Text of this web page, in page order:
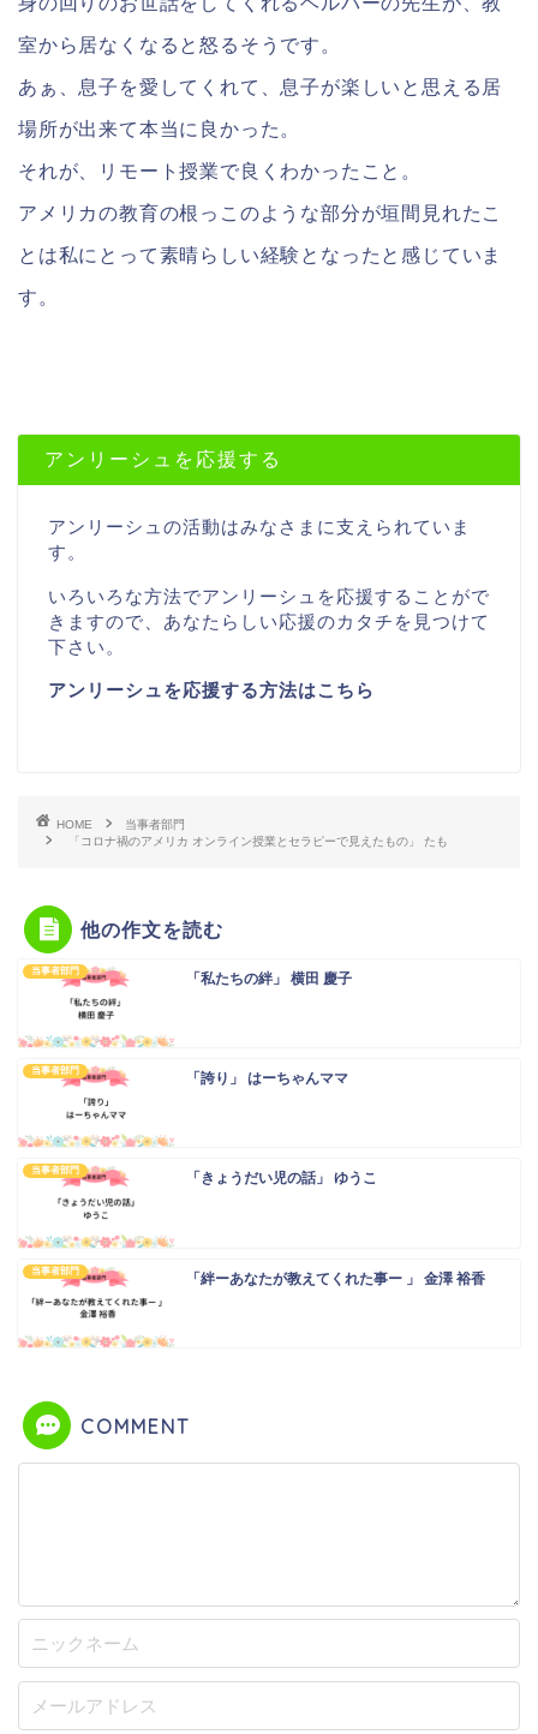
室から居なくなると怒るそうです。
あぁ、息子を愛してくれて、息子が楽しいと思える居
場所が出来て本当に良かった。
それが、リモート授業で良くわかったこと。
アメリカの教育の根っこのような部分が垣間見れたこ
とは私にとって素晴らしい経験となったと感じていま
す。
アンリーシュを応援する
アンリーシュの活動はみなさまに支えられていま
す。
いろいろな方法でアンリーシュを応援することがで
きますので、あなたらしい応援のカタチを見つけて
下さい。
アンリーシュを応援する方法はこちら
HOME
当事者部門
「コロナ禍のアメリカ オンライン授業とセラピーで見えたもの」 たも
他の作文を読む
当事者部門 「私たちの絆」 横田 慶子
当事者部門 「誇り」 はーちゃんママ
当事者部門 「きょうだい児の話」 ゆうこ
当事者部門 「絆ーあなたが教えてくれた事ー 」 金澤 裕香
COMMENT